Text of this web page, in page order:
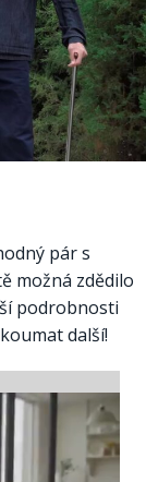
pár s
možná zdědilo
podrobnosti
další!